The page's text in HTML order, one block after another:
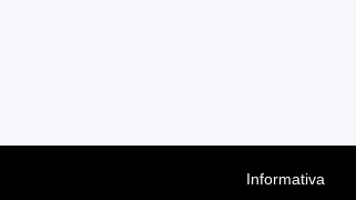
Informativa